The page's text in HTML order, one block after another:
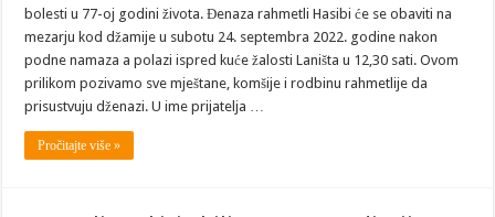
bolesti u 77-oj godini života. Đenaza rahmetli Hasibi će se obaviti na
mezarju kod džamije u subotu 24. septembra 2022. godine nakon
podne namaza a polazi ispred kuće žalosti Laništa u 12,30 sati. Ovom
prilikom pozivamo sve mještane, komšije i rodbinu rahmetlije da
prisustvuju dženazi. U ime prijatelja …
Pročitajte više »